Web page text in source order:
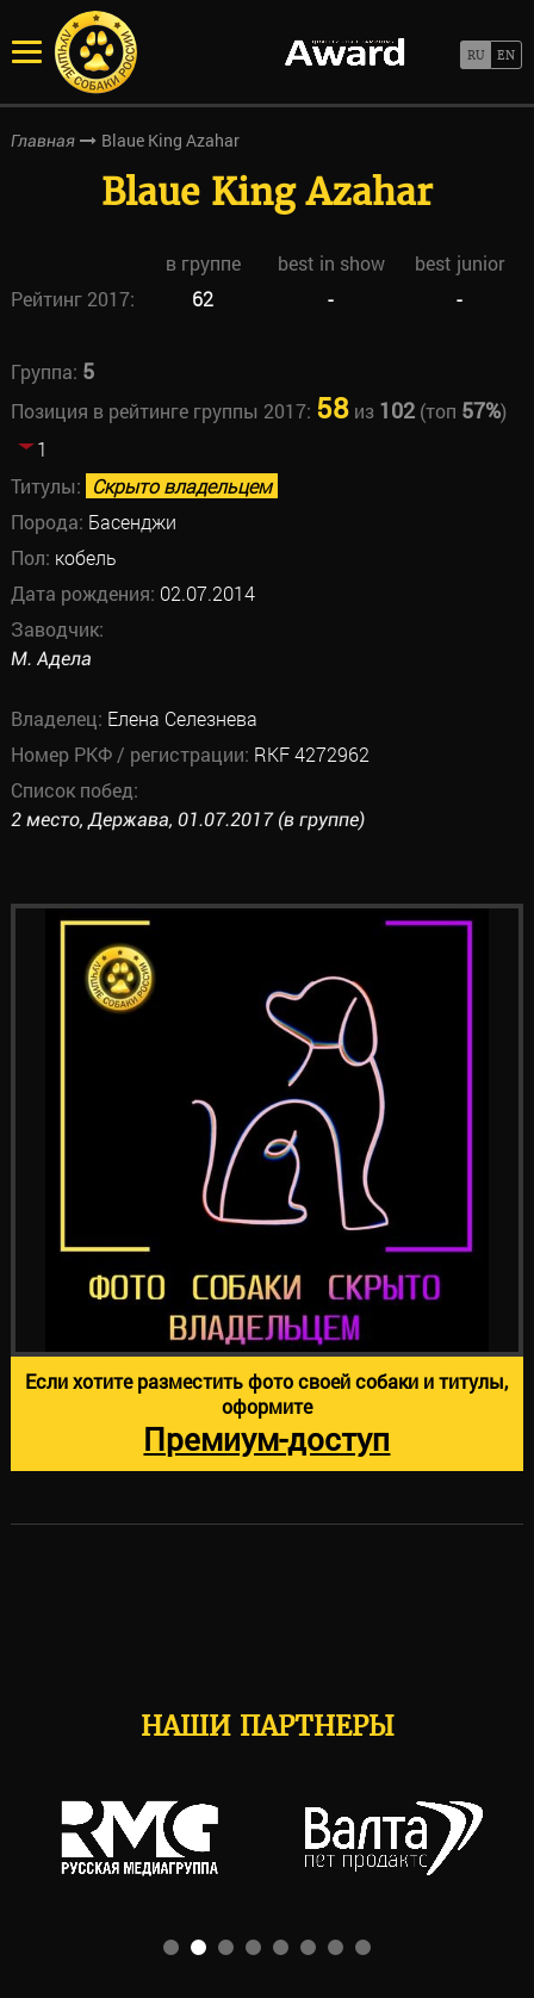
Главная Blaue King Azahar
Blaue King Azahar
в группе best in show
best junior
Рейтинг 2017:
62 - -
Группа: 5
Позиция в рейтинге группы 2017: 58из 102(топ 57%)
1
Титулы: Скрыто владельцем
Порода: Басенджи
Пол: кобель
Дата рождения: 02.07.2014
Заводчик:
М. Адела
Владелец: Елена Селезнева
Номер РКФ / регистрации: RKF 4272962
Список побед:
2 место, Держава, 01.07.2017 (в группе)
Если хотите разместить фото своей собаки и титулы,
оформите
Премиум-доступ
НАШИ ПАРТНЕРЫ